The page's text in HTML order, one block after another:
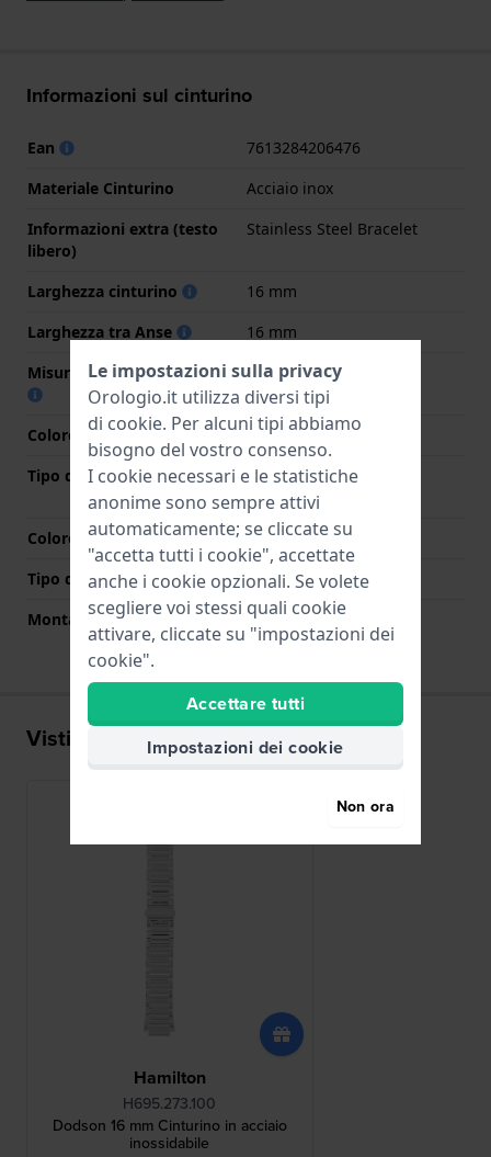
Informazioni sul cinturino
Ean
7613284206476
Materiale Cinturino
Acciaio inox
Informazioni extra (testo
libero)
Stainless Steel Bracelet
Larghezza cinturino
16 mm
Larghezza tra Anse
16 mm
Misura cinturino alla fibbia
20 mm
Colore cinturino
Argento
Tipo di chiusura
Chiusura a farfalla con
bottoni
Colore Chiusura
Argento
Tipo di montatura
Perni a molla
Montatura dritta
No
Visti di recente
Hamilton
H695.273.100
Dodson 16 mm Cinturino in acciaio
inossidabile
Le impostazioni sulla privacy
Orologio.it utilizza diversi tipi
di cookie. Per alcuni tipi abbiamo
bisogno del vostro consenso.
I cookie necessari e le statistiche
anonime sono sempre attivi
automaticamente; se cliccate su
"accetta tutti i cookie", accettate
anche i cookie opzionali. Se volete
scegliere voi stessi quali cookie
attivare, cliccate su "impostazioni dei
cookie".
Accettare tutti
Impostazioni dei cookie
Non ora